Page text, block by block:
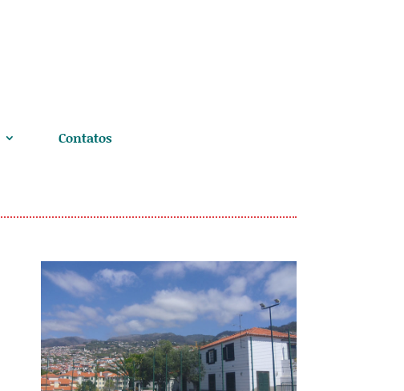
Contatos